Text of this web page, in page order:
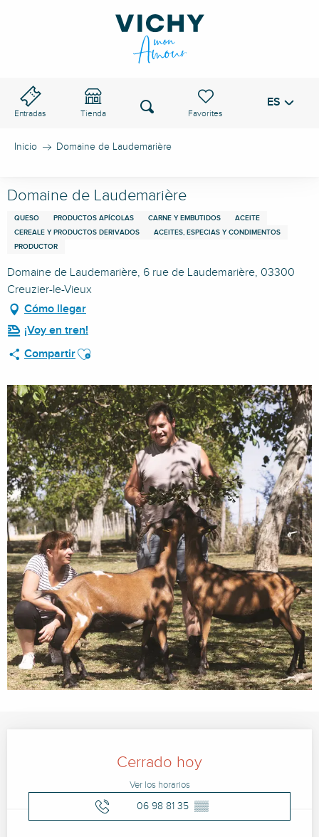
Entradas Tienda
Voir les favoris
Buscar ES
Inicio Domaine de Laudemarière
Domaine de Laudemarière
QUESO PRODUCTOS APÍCOLAS CARNE Y EMBUTIDOS
ACEITE
CEREALE Y PRODUCTOS DERIVADOS
ACEITES, ESPECIAS Y CONDIMENTOS
PRODUCTOR
Domaine de Laudemarière, 6 rue de Laudemarière, 03300
Creuzier-le-Vieux
Cómo llegar
¡Voy en tren!
CompartirAjouter aux favoris
Cerrado hoy
Ver los horarios
06 98 81 35 ▒▒